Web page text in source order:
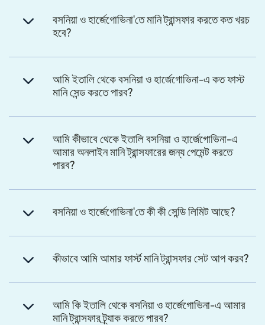
বসনিয়া ও হার্জেগোভিনা'তে মানি ট্রান্সফার করতে কত খরচ
হবে?
আমি ইতালি থেকে বসনিয়া ও হার্জেগোভিনা-এ কত ফাস্ট
মানি সেন্ড করতে পারব?
আমি কীভাবে থেকে ইতালি বসনিয়া ও হার্জেগোভিনা-এ
আমার অনলাইন মানি ট্রান্সফারের জন্য পেমেন্ট করতে
পারব?
বসনিয়া ও হার্জেগোভিনা'তে কী কী সেন্ডি লিমিট আছে?
কীভাবে আমি আমার ফার্স্ট মানি ট্রান্সফার সেট আপ করব?
আমি কি ইতালি থেকে বসনিয়া ও হার্জেগোভিনা-এ আমার
মানি ট্রান্সফার ট্র্যাক করতে পারব?